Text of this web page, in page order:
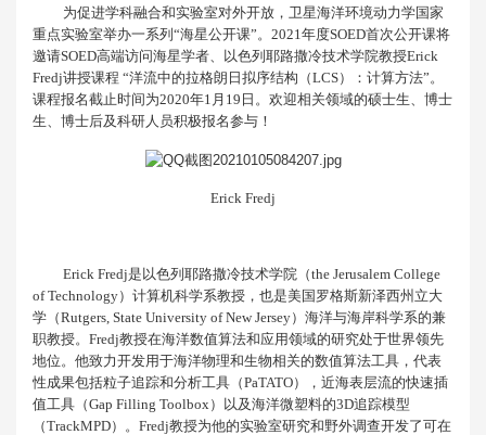
为促进学科融合和实验室对外开放，卫星海洋环境动力学国家
重点实验室举办一系列 “海星公开课”。 2021年度SOED首次公开课将
邀请SOED高端访问海星学者、以色列耶路撒冷技术学院教授Erick
Fredj讲授课程 “洋流中的拉格朗日拟序结构（LCS）：计算方法”。
课程报名截止时间为2020年1 月 19 日。欢迎相关领域的硕士生、博士
生、博士后及科研人员积极报名参与！
Erick Fredj
Erick Fredj是以色列耶路撒冷技术学院（the Jerusalem College
of Technology）计算机科学系教授，也是美国罗格斯新泽西州立大
学（Rutgers, State University of New Jersey）海洋与海岸科学系的兼
职教授。 Fredj教授在海洋数值算法和应用领域的研究处于世界领先
地位。他致力开发用于海洋物理和生物相关的数值算法工具，代表
性成果包括粒子追踪和分析工具（PaTATO），近海表层流的快速插
值工具（Gap Filling Toolbox ）以及海洋微塑料的3D追踪模型
（TrackMPD）。 Fredj教授为他的实验室研究和野外调查开发了可在